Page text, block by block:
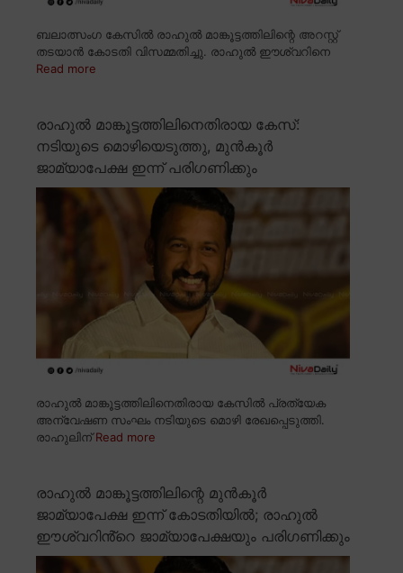
ബലാത്സംഗ കേസിൽ രാഹുൽ മാങ്കൂട്ടത്തിലിന്റെ അറസ്റ്റ്
തടയാൻ കോടതി വിസമ്മതിച്ചു. രാഹുൽ ഈശ്വറിനെ
Read more
രാഹുൽ മാങ്കൂട്ടത്തിലിനെതിരായ കേസ്:
നടിയുടെ മൊഴിയെടുത്തു, മുൻകൂർ
ജാമ്യാപേക്ഷ ഇന്ന് പരിഗണിക്കും
രാഹുൽ മാങ്കൂട്ടത്തിലിനെതിരായ കേസിൽ പ്രത്യേക
അന്വേഷണ സംഘം നടിയുടെ മൊഴി രേഖപ്പെടുത്തി.
രാഹുലിന്Read more
രാഹുൽ മാങ്കൂട്ടത്തിലിന്റെ മുൻകൂർ
ജാമ്യാപേക്ഷ ഇന്ന് കോടതിയിൽ; രാഹുൽ
ഈശ്വറിൻ്റെ ജാമ്യാപേക്ഷയും പരിഗണിക്കും